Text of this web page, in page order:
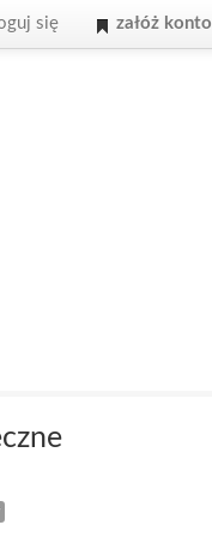
się załóż konto